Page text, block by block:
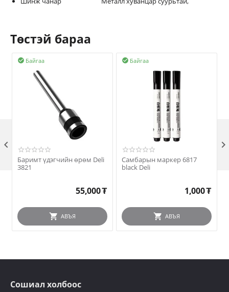
Төстэй бараа
Байгаа

Баримт үдэгчийн өрөм Deli
3821
55,000₮
АВЪЯ
Байгаа

Самбарын маркер 6817
black Deli
1,000₮
АВЪЯ
 
Сошиал холбоос